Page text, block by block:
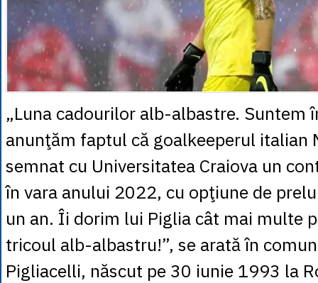
„Luna cadourilor alb-albastre. Suntem
anunţăm faptul că goalkeeperul italian
semnat cu Universitatea Craiova un
în vara anului 2022, cu opţiune de
un an. Îi dorim lui Piglia cât mai multe
tricoul alb-albastru!”, se arată în
Pigliacelli, născut pe 30 iunie 1993 la